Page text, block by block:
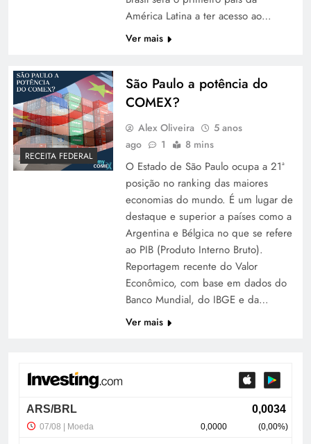
América Latina a ter acesso ao…
Ver mais
RECEITA FEDERAL
São Paulo a potência do
COMEX?
Alex Oliveira
5 anos
ago
1 8 mins
O Estado de São Paulo ocupa a 21ª
posição no ranking das maiores
economias do mundo. É um lugar de
destaque e superior a países como a
Argentina e Bélgica no que se refere
ao PIB (Produto Interno Bruto).
Reportagem recente do Valor
Econômico, com base em dados do
Banco Mundial, do IBGE e da…
Ver mais